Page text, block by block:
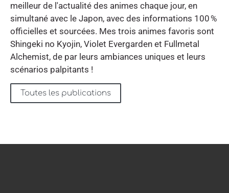
meilleur de l'actualité des animes chaque jour, en
simultané avec le Japon, avec des informations 100 %
officielles et sourcées. Mes trois animes favoris sont
Shingeki no Kyojin, Violet Evergarden et Fullmetal
Alchemist, de par leurs ambiances uniques et leurs
scénarios palpitants !
Toutes les publications